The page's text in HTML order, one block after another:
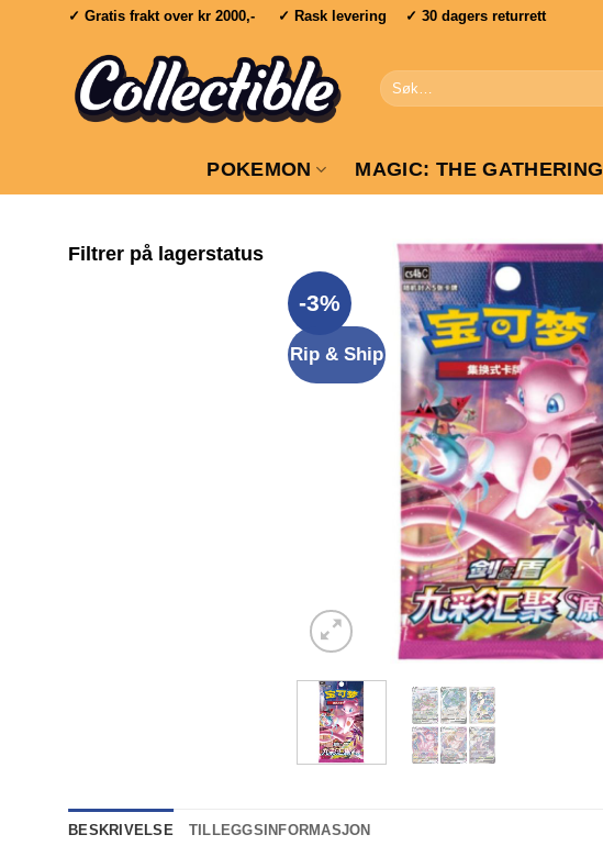
✓ Gratis frakt over kr 2000,- ✓ Rask levering ✓ 30 dagers returrett
Søk
etter:
POKEMON MAGIC: THE GATHERING
Filtrer på lagerstatus
-3%
Rip & Ship
BESKRIVELSE TILLEGGSINFORMASJON